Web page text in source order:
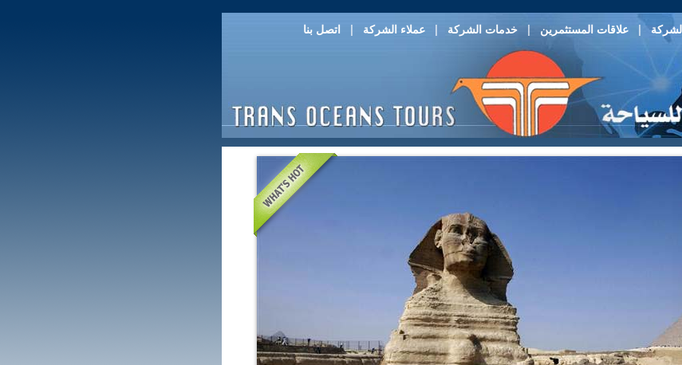
| علاقات المستثمرين | خدمات الشركة | عملاء الشركة | اتصل بنا